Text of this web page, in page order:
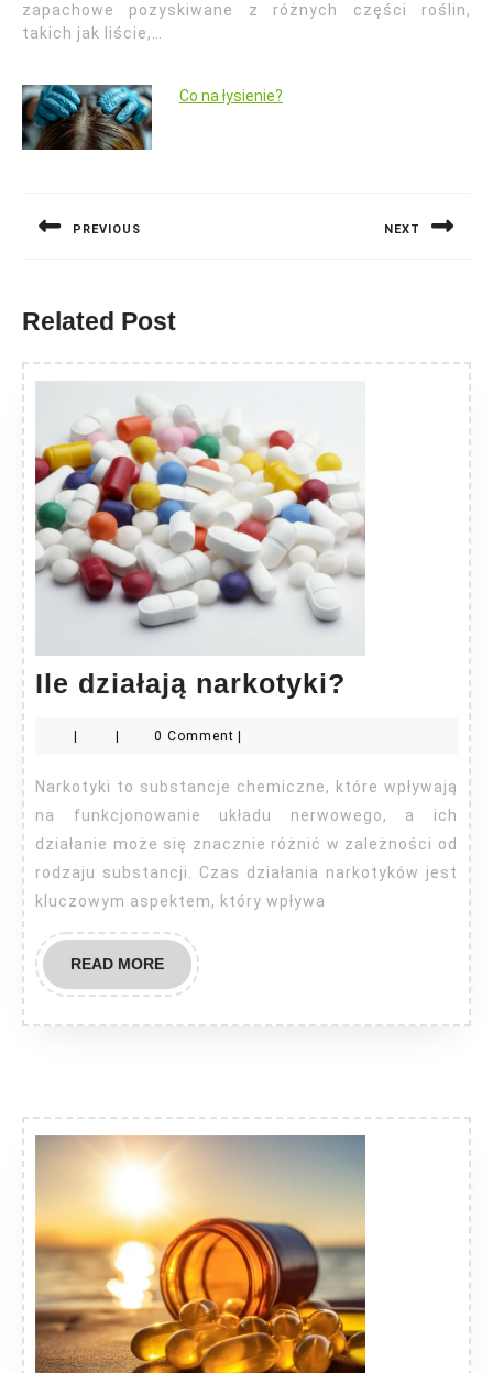
zapachowe pozyskiwane z różnych części roślin,
takich jak liście,…
Co na łysienie?
PREVIOUS NEXT
Related Post
Ile działają narkotyki?
narkotyki?
0 Comment
Narkotyki to substancje chemiczne, które wpływają
na funkcjonowanie układu nerwowego, a ich
działanie może się znacznie różnić w zależności od
rodzaju substancji. Czas działania narkotyków jest
kluczowym aspektem, który wpływa
READ MOREREAD
MORE